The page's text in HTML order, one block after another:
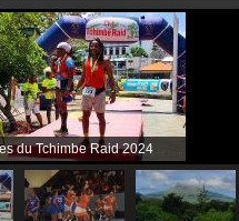
du Tchimbe Raid 2024